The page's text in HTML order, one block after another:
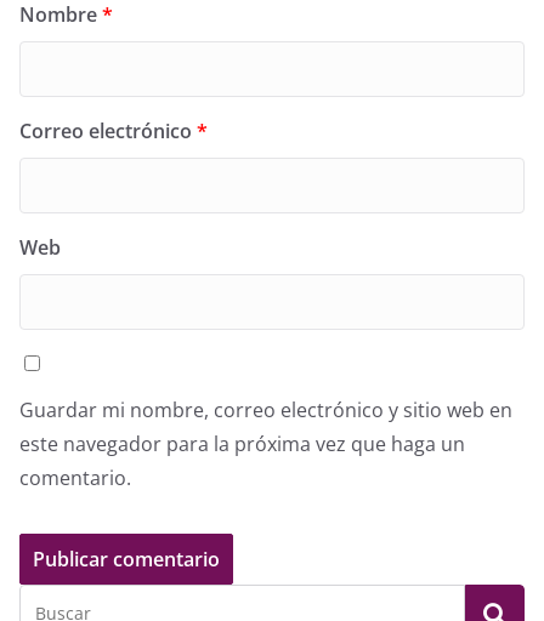
Nombre*
Correo electrónico *
Web
Guardar mi nombre, correo electrónico y sitio web en
este navegador para la próxima vez que haga un
comentario.